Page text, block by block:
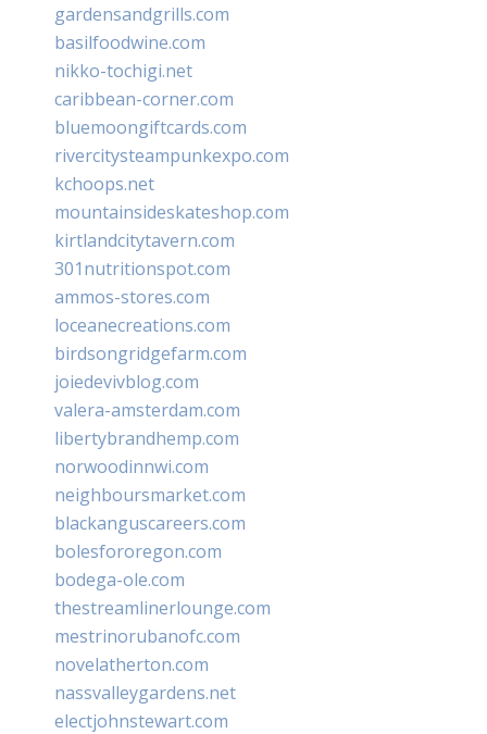
gardensandgrills.com
basilfoodwine.com
nikko-tochigi.net
caribbean-corner.com
bluemoongiftcards.com
rivercitysteampunkexpo.com
kchoops.net
mountainsideskateshop.com
kirtlandcitytavern.com
301nutritionspot.com
ammos-stores.com
loceanecreations.com
birdsongridgefarm.com
joiedevivblog.com
valera-amsterdam.com
libertybrandhemp.com
norwoodinnwi.com
neighboursmarket.com
blackanguscareers.com
bolesfororegon.com
bodega-ole.com
thestreamlinerlounge.com
mestrinorubanofc.com
novelatherton.com
nassvalleygardens.net
electjohnstewart.com